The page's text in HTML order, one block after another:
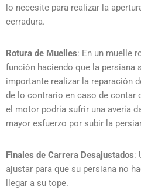
lo necesite para realizar la
cerradura.
Rotura de Muelles: En un muelle
función haciendo que la persiana
importante realizar la reparación
de lo contrario en caso de contar
el motor podría sufrir una avería
mayor esfuerzo por subir la
Finales de Carrera Desajustados:
ajustar para que su persiana no
llegar a su tope.